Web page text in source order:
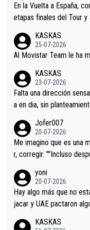
En la Vuelta a España,
etapas finales del Tour
KASKAS
25-07-2026
Al Movistar Team le ha
KASKAS
23-07-2026
Falta una dirección
a en dia, sin
Minguez, Velez etc
tristes sin victorias.
Jofer007
20-07-2026
Me imagino que es una
r, corregir. ""Incluso
permaneció pegado a su
a que era capaz de
yoni
20-07-2026
Hay algo más que no
jacar y UAE pactaron
i sin pedalear, luego está
KASKAS